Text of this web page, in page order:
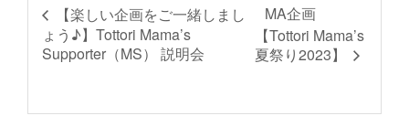
【楽しい企画をご一緒しまし
ょう♪】Tottori Mama’s
Supporter（MS） 説明会
MA企画
【Tottori Mama’s
夏祭り2023】